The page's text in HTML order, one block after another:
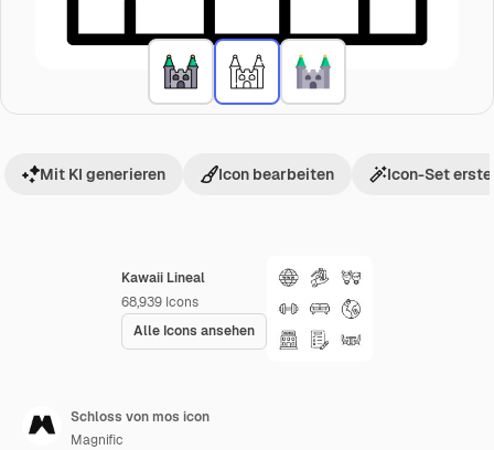
Kawaii Lineal
68,939 Icons
Alle Icons ansehen
Mit KI generieren Icon bearbeiten Icon-Set
Schloss von mos icon
Magnific